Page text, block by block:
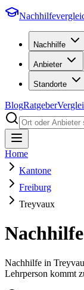
Nachhilfe
Anbieter
Standorte
BlogRatgeber
Home
Kantone
Freiburg
Treyvaux
Nachhilfe in
Lehrperson kommt